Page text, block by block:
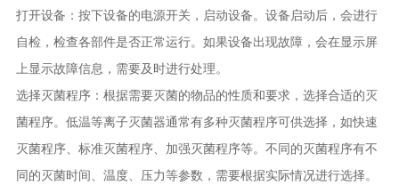
打开设备：按下设备的电源开关，启动设备。设备启动后，会进行
自检，检查各部件是否正常运行。如果设备出现故障，会在显示屏
上显示故障信息，需要及时进行处理。
选择灭菌程序：根据需要灭菌的物品的性质和要求，选择合适的灭
菌程序。低温等离子灭菌器通常有多种灭菌程序可供选择，如快速
灭菌程序、标准灭菌程序、加强灭菌程序等。不同的灭菌程序有不
同的灭菌时间、温度、压力等参数，需要根据实际情况进行选择。